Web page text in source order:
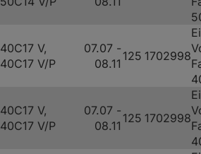
40C17 V,
40C17 V/P
07.07 -
08.11
125 1702998
40C17 V,
40C17 V/P
07.07 -
08.11
125 1702998